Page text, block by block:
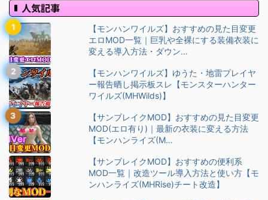
人気記事
【モンハンワイルズ】おすすめの見た目変更
エロMOD一覧｜巨乳や全裸にする装備衣装に
変える導入方法・ダウン…
【モンハンワイルズ】ゆうた・地雷プレイヤ
ー報告晒し掲示板スレ【モンスターハンター
ワイルズ(MHWilds)】
【サンブレイクMOD】おすすめの見た目変更
MOD(エロ有り)｜最新の衣装に変える方法
【モンハンライズ(M…
【サンブレイクMOD】おすすめの便利系
MOD一覧｜改造ツール導入方法と使い方【モ
ンハンライズ(MHRise)チート改造】